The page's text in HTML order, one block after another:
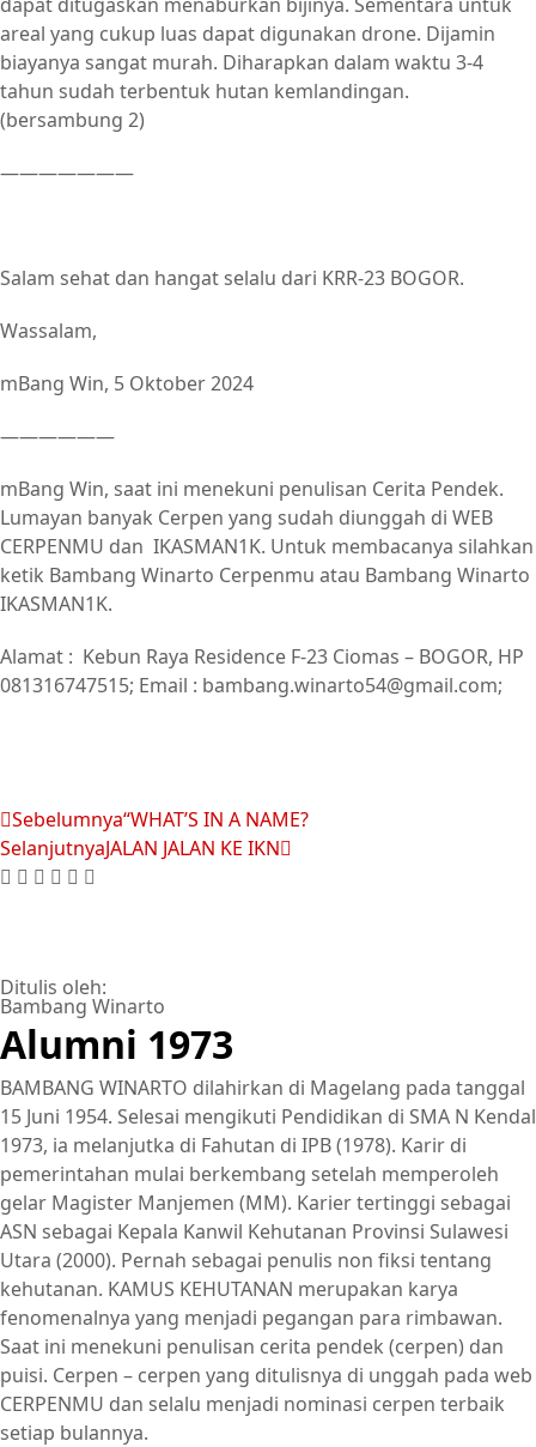
areal yang cukup luas dapat digunakan drone. Dijamin
biayanya sangat murah. Diharapkan dalam waktu 3-4
tahun sudah terbentuk hutan kemlandingan.
(bersambung 2)
———————
Salam sehat dan hangat selalu dari KRR-23 BOGOR.
Wassalam,
mBang Win, 5 Oktober 2024
——————
mBang Win, saat ini menekuni penulisan Cerita Pendek.
Lumayan banyak Cerpen yang sudah diunggah di WEB
CERPENMU dan IKASMAN1K. Untuk membacanya silahkan
ketik Bambang Winarto Cerpenmu atau Bambang Winarto
IKASMAN1K.
Alamat : Kebun Raya Residence F-23 Ciomas – BOGOR, HP
081316747515; Email : bambang.winarto54@gmail.com;
Sebelumnya“WHAT’S IN A NAME?
SelanjutnyaJALAN JALAN KE IKN
Ditulis oleh:
Bambang Winarto
Alumni 1973
BAMBANG WINARTO dilahirkan di Magelang pada tanggal
15 Juni 1954. Selesai mengikuti Pendidikan di SMA N Kendal
1973, ia melanjutka di Fahutan di IPB (1978). Karir di
pemerintahan mulai berkembang setelah memperoleh
gelar Magister Manjemen (MM). Karier tertinggi sebagai
ASN sebagai Kepala Kanwil Kehutanan Provinsi Sulawesi
Utara (2000). Pernah sebagai penulis non fiksi tentang
kehutanan. KAMUS KEHUTANAN merupakan karya
fenomenalnya yang menjadi pegangan para rimbawan.
Saat ini menekuni penulisan cerita pendek (cerpen) dan
puisi. Cerpen – cerpen yang ditulisnya di unggah pada web
CERPENMU dan selalu menjadi nominasi cerpen terbaik
setiap bulannya.